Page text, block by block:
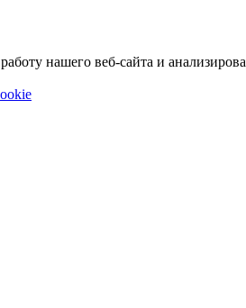
нашего веб-сайта и